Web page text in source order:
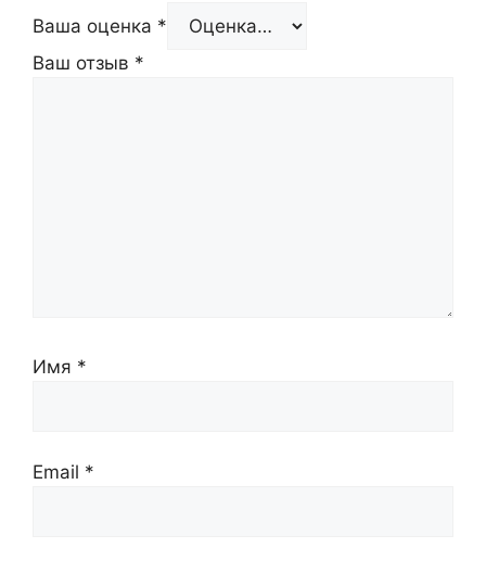
Ваша оценка *
Ваш отзыв *
Имя *
Email *